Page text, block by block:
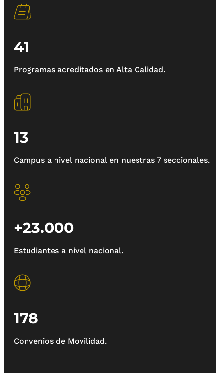
41
Programas acreditados en Alta Calidad.
13
Campus a nivel nacional en nuestras 7 seccionales.
+23.000
Estudiantes a nivel nacional.
178
Convenios de Movilidad.